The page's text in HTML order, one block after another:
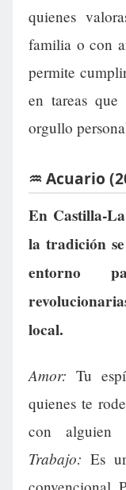
quienes
familia o con
permite
en tareas que
orgullo
♒ Acuario
En Castilla-
la tradición
entorno
local.
Amor: Tu
quienes te
con alguien
Trabajo: Es